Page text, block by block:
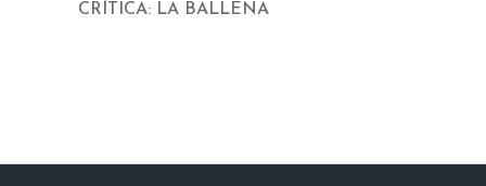
CRÍTICA: LA BALLENA